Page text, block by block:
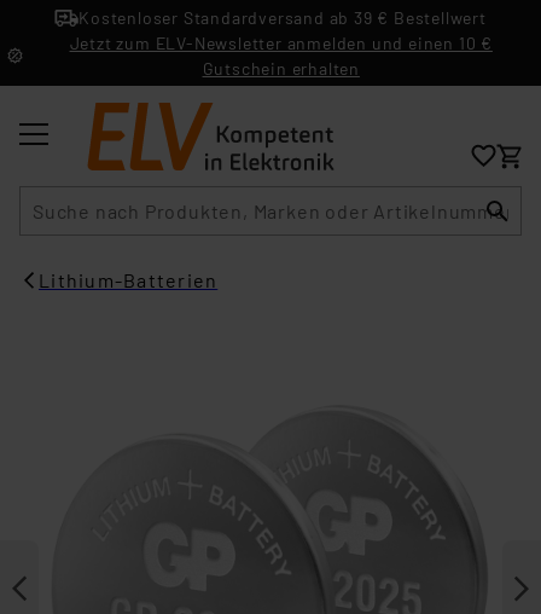
Kostenloser Standardversand ab 39 € Bestellwert
Jetzt zum ELV-Newsletter anmelden und einen 10 €
Gutschein erhalten
Lithium-Batterien